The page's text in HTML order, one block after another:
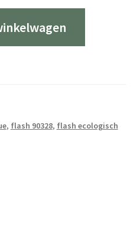
, flash 90328, flash ecologisch